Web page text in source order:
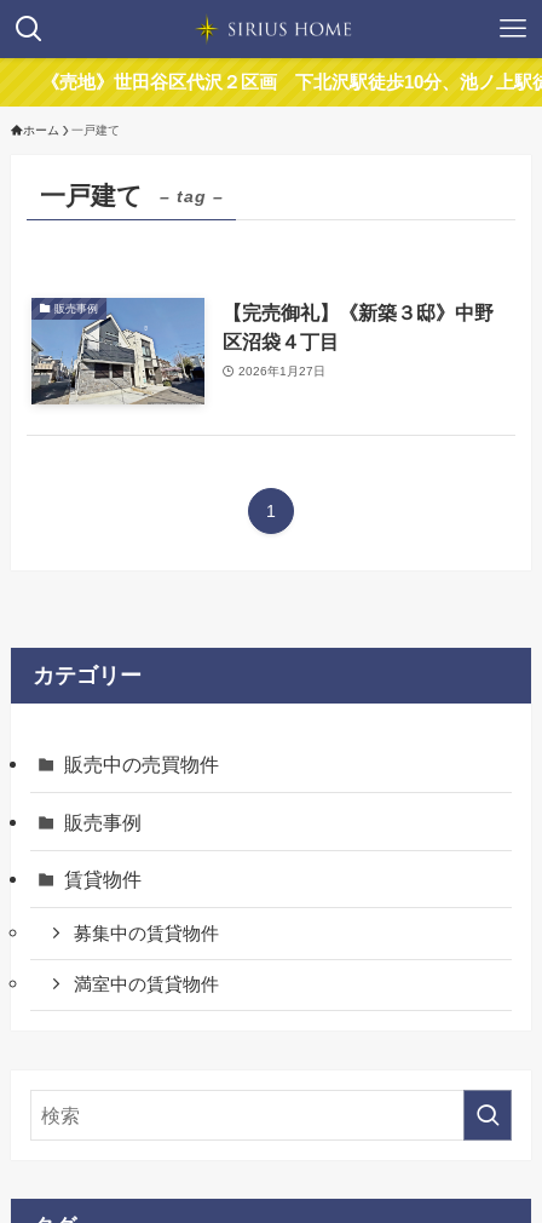
《売地》世田谷区代沢２区画 下北沢駅徒歩10分、池ノ上駅徒
ホーム 一戸建て
一戸建て – tag –
販売事例
【完売御礼】《新築３邸》中野
区沼袋４丁目
2026年1月27日
1
カテゴリー
販売中の売買物件
販売事例
賃貸物件
募集中の賃貸物件
満室中の賃貸物件